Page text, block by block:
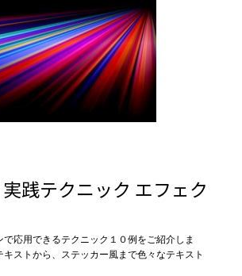
践テクニック エフェク
応用できるテクニック１０例をご紹介しま
ストから、ステッカー風まで色々なテキスト